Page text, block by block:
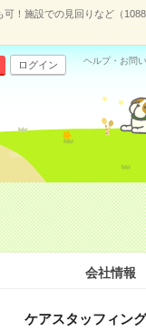
！施設での見回りなど（
ログイン ヘルプ・お問
会社情報
ケアスタッフィン